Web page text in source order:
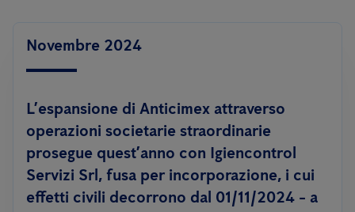
Novembre 2024
L’espansione di Anticimex attraverso
operazioni societarie straordinarie
prosegue quest’anno con Igiencontrol
Servizi Srl, fusa per incorporazione, i cui
effetti civili decorrono dal 01/11/2024 - a